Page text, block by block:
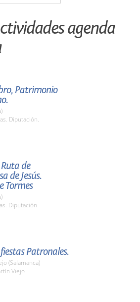
agenda
Patrimonio
Diputación.
de
de Jesús.
Tormes
Diputación
Patronales.
(Salamanca)
Viejo